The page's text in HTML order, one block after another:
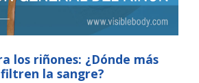
los riñones: ¿Dónde más
la sangre?